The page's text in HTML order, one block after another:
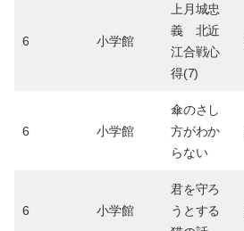
6 小学館
上月城忠
義 北近
江合戦心
得(7)
6 小学館
傘のさし
方がわか
らない
6 小学館
君を守ろ
うとする